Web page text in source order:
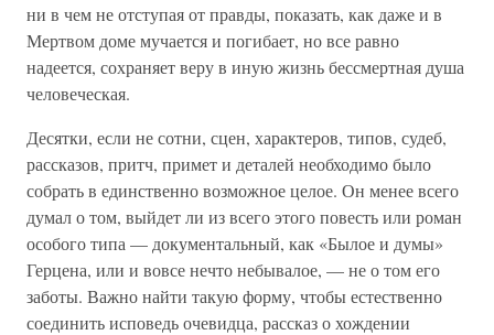
ни в чем не отступая от правды, показать, как даже и в
Мертвом доме мучается и погибает, но все равно
надеется, сохраняет веру в иную жизнь бессмертная душа
человеческая.
Десятки, если не сотни, сцен, характеров, типов, судеб,
рассказов, притч, примет и деталей необходимо было
собрать в единственно возможное целое. Он менее всего
думал о том, выйдет ли из всего этого повесть или роман
особого типа — документальный, как «Былое и думы»
Герцена, или и вовсе нечто небывалое, — не о том его
заботы. Важно найти такую форму, чтобы естественно
соединить исповедь очевидца, рассказ о хождении